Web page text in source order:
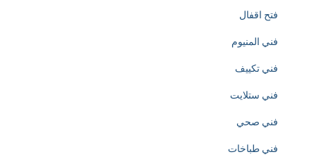
o
n
o
فتح اقفال
فني المنيوم
فني تكييف
فني ستلايت
فني صحي
فني طباخات